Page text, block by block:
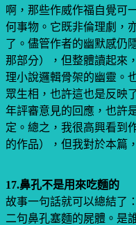
啊，那些作威作福自覺可
何事物。它既非倫理劇，
了。儘管作者的幽默感仍
那部分），但整體讀起來
理小說邏輯骨架的幽靈。
眾生相，也許這也是反映
年評審意見的回應，也許
定。總之，我很高興看到
的作品），但我對於本篇
17.鼻孔不是用來吃麵的
故事一句話就可以總結了
二句鼻孔塞麵的屍體。是